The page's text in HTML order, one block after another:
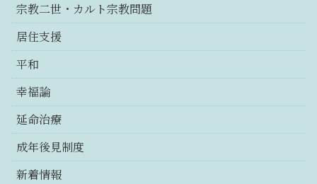
宗教二世・カルト宗教問題
居住支援
平和
幸福論
延命治療
成年後見制度
新着情報